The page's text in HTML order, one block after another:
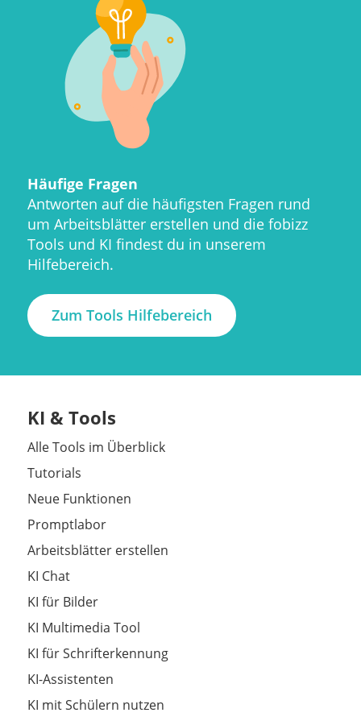
Häufige Fragen
Antworten auf die häufigsten Fragen rund
um Arbeitsblätter erstellen und die fobizz
Tools und KI findest du in unserem
Hilfebereich.
Zum Tools Hilfebereich
KI & Tools
Alle Tools im Überblick
Tutorials
Neue Funktionen
Promptlabor
Arbeitsblätter erstellen
KI Chat
KI für Bilder
KI Multimedia Tool
KI für Schrifterkennung
KI-Assistenten
KI mit Schülern nutzen